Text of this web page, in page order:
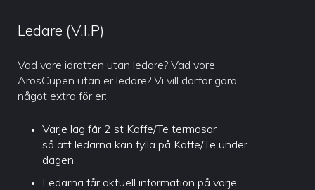
Ledare (V.I.P)
Vad vore idrotten utan ledare? Vad vore
ArosCupen utan er ledare? Vi vill därför göra
något extra för er:
Varje lag får 2 st Kaffe/Te termosar
så att ledarna kan fylla på Kaffe/Te under
dagen.
Ledarna får aktuell information på varje